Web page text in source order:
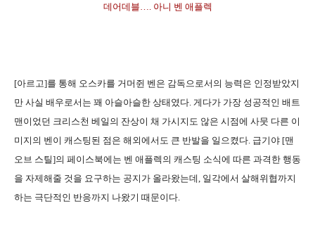
데어데 블…. 아니 벤 애플렉
[아르고]를 통해 오스카를 거머쥔 벤은 감독으로서의 능력은 인정받았지
만 사실 배우로서는 꽤 아슬아슬한 상태였다. 게다가 가장 성공적인 배트
맨이었던 크리스천 베일의 잔상이 채 가시지도 않은 시점에 사뭇 다른 이
미지의 벤이 캐스팅된 점은 해외에서도 큰 반발을 일으켰다. 급기야 [맨
오브 스틸]의 페이스북에는 벤 애플렉의 캐스팅 소식에 따른 과격한 행동
을 자제해줄 것을 요구하는 공지가 올라왔는데, 일각에서 살해위협까지
하는 극단적인 반응까지 나왔기 때문이다.